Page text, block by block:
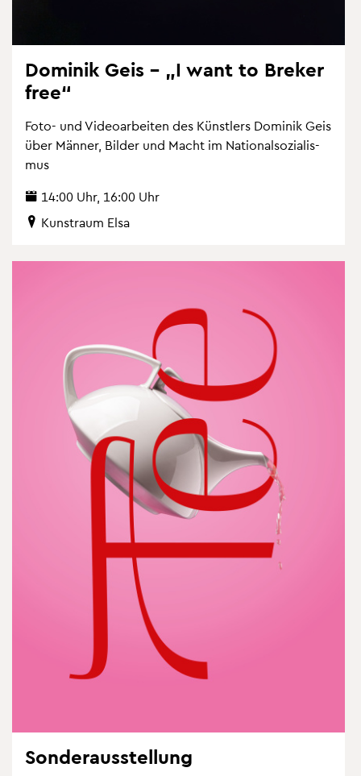
Do­mi­nik Geis – „I want to Bre­ker
free“
Foto- und Vi­deo­ar­bei­ten des Künst­lers Do­mi­nik Geis
über Män­ner, Bil­der und Macht im Na­tio­nal­so­zia­lis­
mus
14:00 Uhr, 16:00 Uhr
Kunst­raum Elsa
Son­der­aus­stel­lung